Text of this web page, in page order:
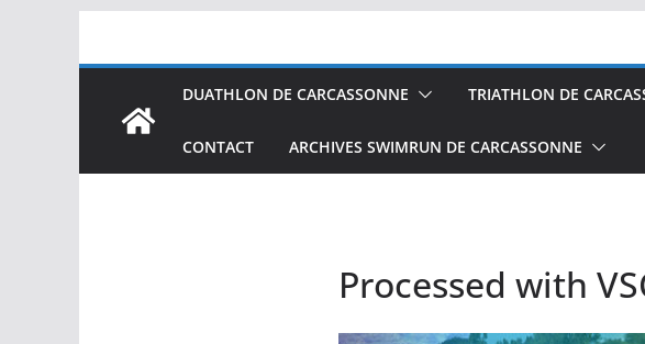
DUATHLON DE CARCASSONNE TRIATHLON DE
CONTACT ARCHIVES SWIMRUN DE CARCASSONNE
Processed with